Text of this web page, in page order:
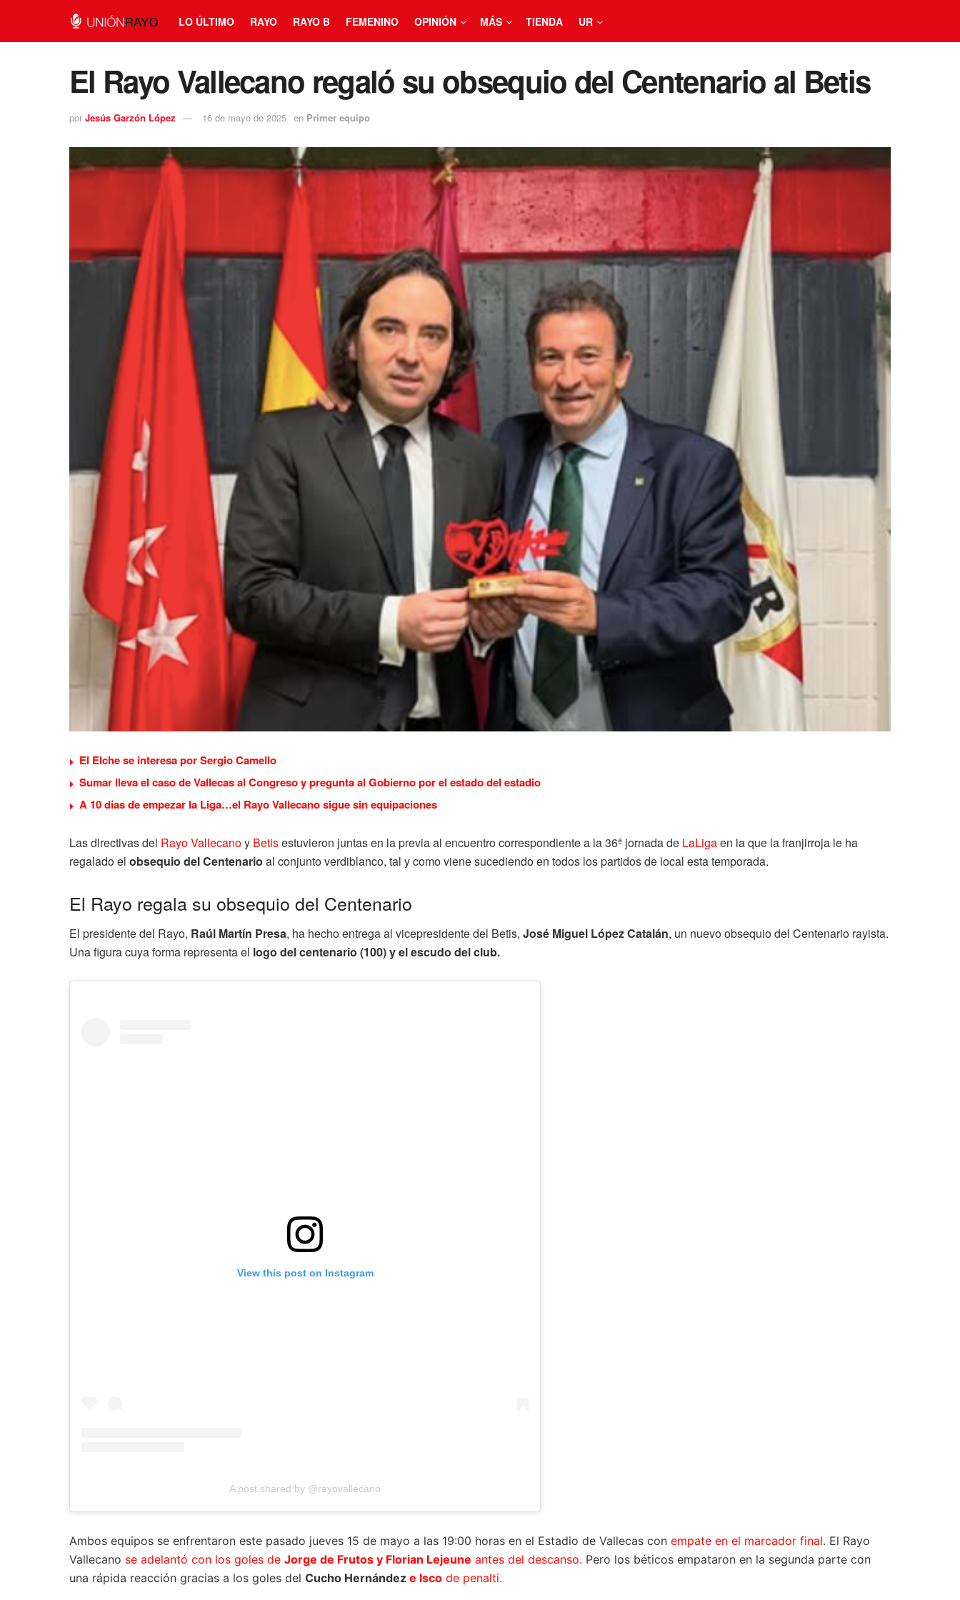
LO ÚLTIMO RAYO RAYO B FEMENINO OPINIÓN MÁS TIENDA UR
El Rayo Vallecano regaló su obsequio del Centenario al Betis
por Jesús Garzón López 16 de mayo de 2025 en Primer equipo
El Elche se interesa por Sergio Camello
Sumar lleva el caso de Vallecas al Congreso y pregunta al Gobierno por el estado del estadio
A 10 días de empezar la Liga…el Rayo Vallecano sigue sin equipaciones
Las directivas del Rayo Vallecanoy Betisestuvieron juntas en la previa al encuentro correspondiente a la 36ª jornada de LaLigaen la que la franjirroja le ha
regalado el obsequio del Centenario al conjunto verdiblanco, tal y como viene sucediendo en todos los partidos de local esta temporada.
El Rayo regala su obsequio del Centenario
El presidente del Rayo, Raúl Martín Presa, ha hecho entrega al vicepresidente del Betis, José Miguel López Catalán, un nuevo obsequio del Centenario rayista.
Una figura cuya forma representa el logo del centenario (100) y el escudo del club.
View this post on Instagram
A post shared by @rayovallecano
Ambos equipos se enfrentaron este pasado jueves 15 de mayo a las 19:00 horas en el Estadio de Vallecas con empate en el marcador final. El Rayo
Vallecano se adelantó con los goles de Jorge de Frutos y Florian Lejeune antes del descanso. Pero los béticos empataron en la segunda parte con
una rápida reacción gracias a los goles del Cucho Hernández e Isco de penalti.